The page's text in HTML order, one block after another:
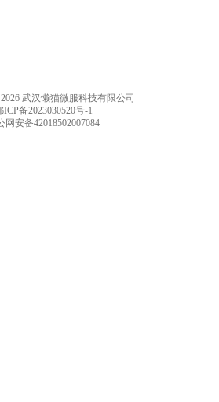
武汉懒猫微服科技有限公司
ICP备2023030520号-1
网安备42018502007084